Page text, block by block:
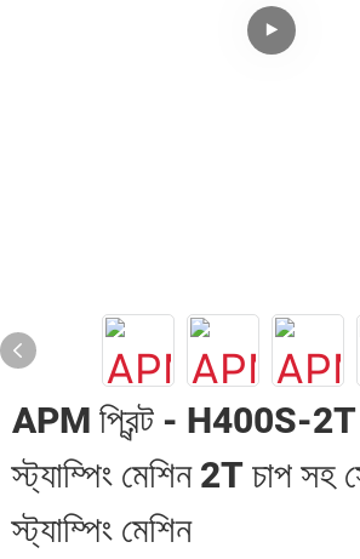
APM প্রিন্ট - H400S-
স্ট্যাম্পিং মেশিন 2T চাপ সহ
স্ট্যাম্পিং মেশিন